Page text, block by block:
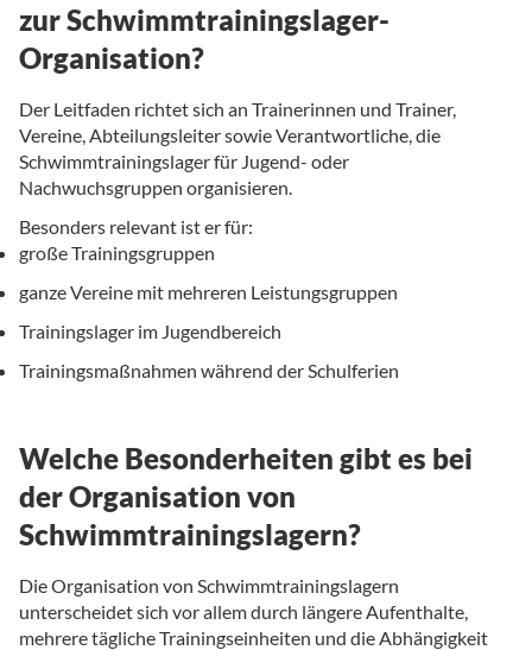
zur Schwimmtrainingslager-
Organisation?
Der Leitfaden richtet sich an Trainerinnen und Trainer,
Vereine, Abteilungsleiter sowie Verantwortliche, die
Schwimmtrainingslager für Jugend- oder
Nachwuchsgruppen organisieren.
Besonders relevant ist er für:
große Trainingsgruppen
ganze Vereine mit mehreren Leistungsgruppen
Trainingslager im Jugendbereich
Trainingsmaßnahmen während der Schulferien
Welche Besonderheiten gibt es bei
der Organisation von
Schwimmtrainingslagern?
Die Organisation von Schwimmtrainingslagern
unterscheidet sich vor allem durch längere Aufenthalte,
mehrere tägliche Trainingseinheiten und die Abhängigkeit